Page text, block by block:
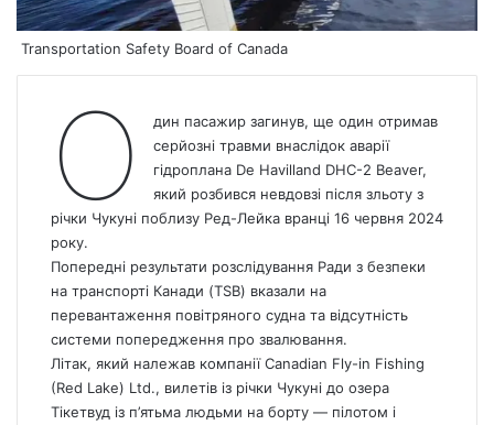
Transportation Safety Board of Canada
О
дин пасажир загинув, ще один отримав
серйозні травми внаслідок аварії
гідроплана De Havilland DHC-2 Beaver,
який розбився невдовзі після зльоту з
річки Чукуні поблизу Ред-Лейка вранці 16 червня 2024
року.
Попередні результати розслідування Ради з безпеки
на транспорті Канади (TSB) вказали на
перевантаження повітряного судна та відсутність
системи попередження про звалювання.
Літак, який належав компанії Canadian Fly-in Fishing
(Red Lake) Ltd., вилетів із річки Чукуні до озера
Тікетвуд із п’ятьма людьми на борту — пілотом і